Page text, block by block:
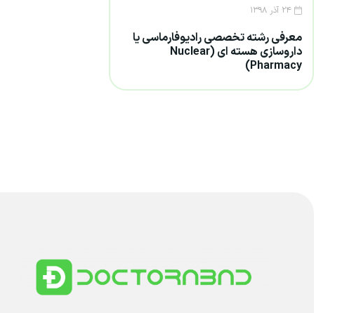
۲۴ آذر ۱۳۹۸
معرفی رشته تخصصی رادیوفارماسی یا
داروسازی هسته ای (Nuclear
Pharmacy)